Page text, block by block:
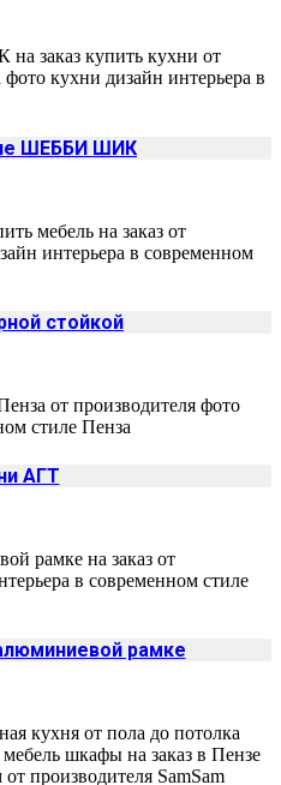
ШЕББИ ШИК
стойкой
АГТ
рамке